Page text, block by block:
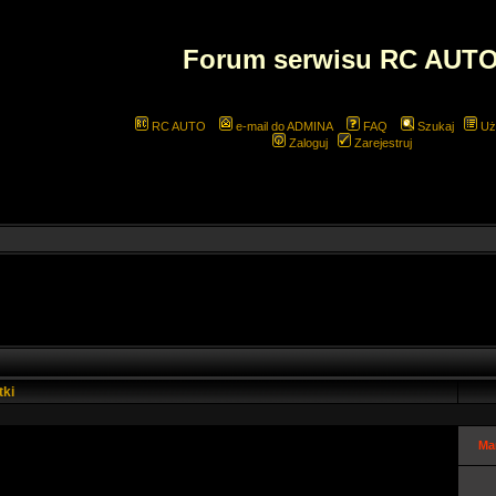
Forum serwisu RC
RC AUTO e-mail do ADMINA FAQ Szukaj
Zaloguj
Zarejestruj